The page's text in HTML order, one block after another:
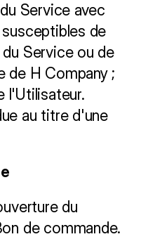
Service avec
de
Service ou de
de H Company ;
l'Utilisateur.
au titre d'une
du
de commande.